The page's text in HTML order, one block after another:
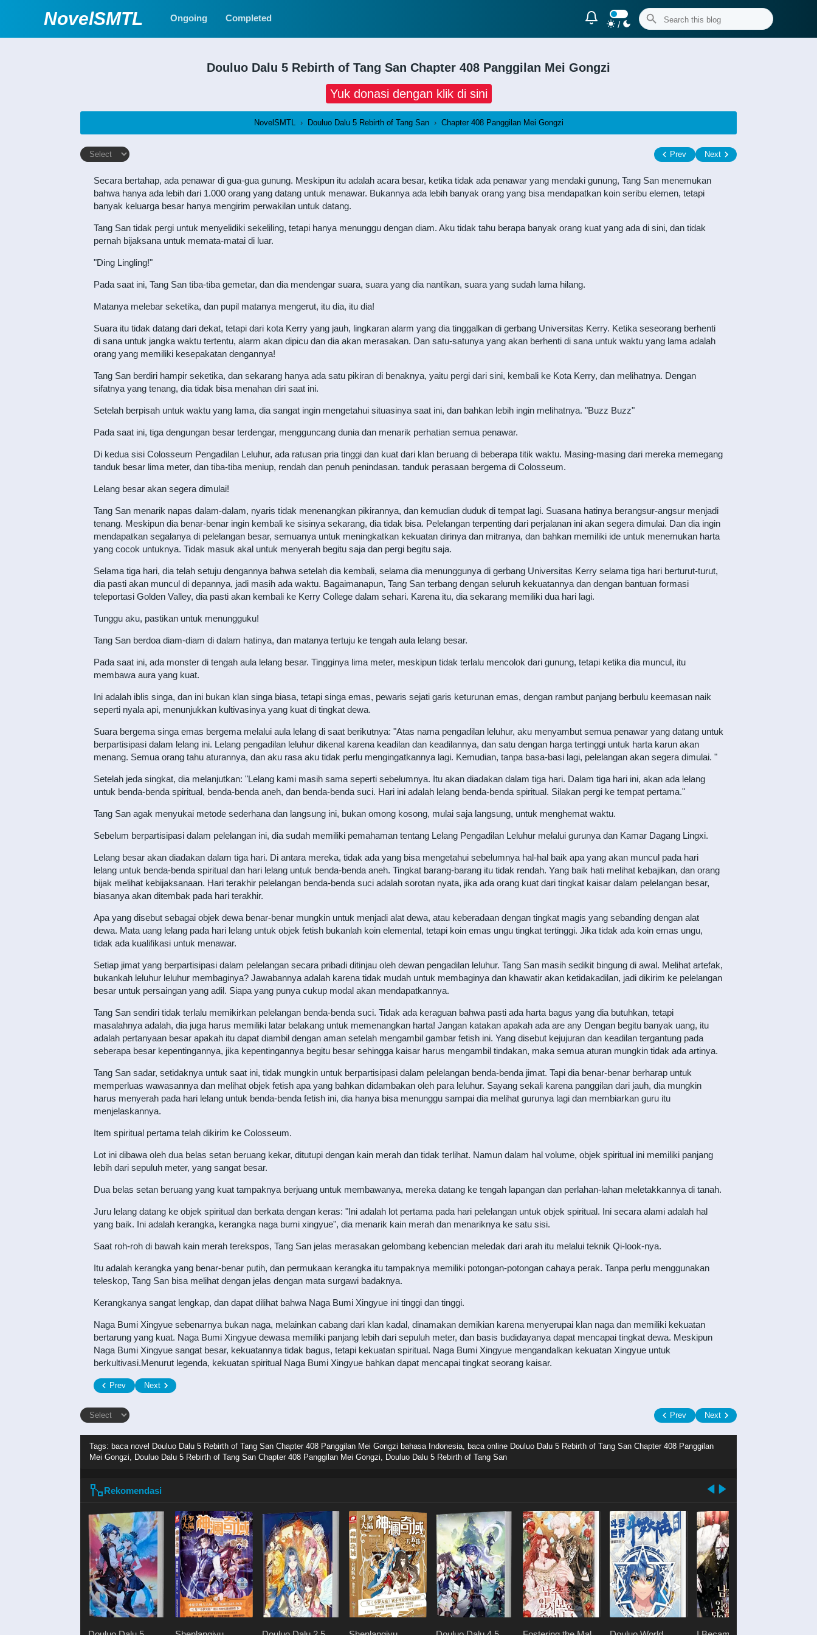
NovelSMTL Ongoing Completed
/
Douluo Dalu 5 Rebirth of Tang San Chapter 408 Panggilan Mei Gongzi
Yuk donasi dengan klik di sini
NovelSMTL › Douluo Dalu 5 Rebirth of Tang San › Chapter 408 Panggilan Mei Gongzi
Prev Next
Secara bertahap, ada penawar di gua-gua gunung. Meskipun itu adalah acara besar, ketika tidak ada penawar yang mendaki gunung, Tang San menemukan
bahwa hanya ada lebih dari 1.000 orang yang datang untuk menawar. Bukannya ada lebih banyak orang yang bisa mendapatkan koin seribu elemen, tetapi
banyak keluarga besar hanya mengirim perwakilan untuk datang.
Tang San tidak pergi untuk menyelidiki sekeliling, tetapi hanya menunggu dengan diam. Aku tidak tahu berapa banyak orang kuat yang ada di sini, dan tidak
pernah bijaksana untuk memata-matai di luar.
"Ding Lingling!"
Pada saat ini, Tang San tiba-tiba gemetar, dan dia mendengar suara, suara yang dia nantikan, suara yang sudah lama hilang.
Matanya melebar seketika, dan pupil matanya mengerut, itu dia, itu dia!
Suara itu tidak datang dari dekat, tetapi dari kota Kerry yang jauh, lingkaran alarm yang dia tinggalkan di gerbang Universitas Kerry. Ketika seseorang berhenti
di sana untuk jangka waktu tertentu, alarm akan dipicu dan dia akan merasakan. Dan satu-satunya yang akan berhenti di sana untuk waktu yang lama adalah
orang yang memiliki kesepakatan dengannya!
Tang San berdiri hampir seketika, dan sekarang hanya ada satu pikiran di benaknya, yaitu pergi dari sini, kembali ke Kota Kerry, dan melihatnya. Dengan
sifatnya yang tenang, dia tidak bisa menahan diri saat ini.
Setelah berpisah untuk waktu yang lama, dia sangat ingin mengetahui situasinya saat ini, dan bahkan lebih ingin melihatnya. "Buzz Buzz"
Pada saat ini, tiga dengungan besar terdengar, mengguncang dunia dan menarik perhatian semua penawar.
Di kedua sisi Colosseum Pengadilan Leluhur, ada ratusan pria tinggi dan kuat dari klan beruang di beberapa titik waktu. Masing-masing dari mereka memegang
tanduk besar lima meter, dan tiba-tiba meniup, rendah dan penuh penindasan. tanduk perasaan bergema di Colosseum.
Lelang besar akan segera dimulai!
Tang San menarik napas dalam-dalam, nyaris tidak menenangkan pikirannya, dan kemudian duduk di tempat lagi. Suasana hatinya berangsur-angsur menjadi
tenang. Meskipun dia benar-benar ingin kembali ke sisinya sekarang, dia tidak bisa. Pelelangan terpenting dari perjalanan ini akan segera dimulai. Dan dia ingin
mendapatkan segalanya di pelelangan besar, semuanya untuk meningkatkan kekuatan dirinya dan mitranya, dan bahkan memiliki ide untuk menemukan harta
yang cocok untuknya. Tidak masuk akal untuk menyerah begitu saja dan pergi begitu saja.
Selama tiga hari, dia telah setuju dengannya bahwa setelah dia kembali, selama dia menunggunya di gerbang Universitas Kerry selama tiga hari berturut-turut,
dia pasti akan muncul di depannya, jadi masih ada waktu. Bagaimanapun, Tang San terbang dengan seluruh kekuatannya dan dengan bantuan formasi
teleportasi Golden Valley, dia pasti akan kembali ke Kerry College dalam sehari. Karena itu, dia sekarang memiliki dua hari lagi.
Tunggu aku, pastikan untuk menungguku!
Tang San berdoa diam-diam di dalam hatinya, dan matanya tertuju ke tengah aula lelang besar.
Pada saat ini, ada monster di tengah aula lelang besar. Tingginya lima meter, meskipun tidak terlalu mencolok dari gunung, tetapi ketika dia muncul, itu
membawa aura yang kuat.
Ini adalah iblis singa, dan ini bukan klan singa biasa, tetapi singa emas, pewaris sejati garis keturunan emas, dengan rambut panjang berbulu keemasan naik
seperti nyala api, menunjukkan kultivasinya yang kuat di tingkat dewa.
Suara bergema singa emas bergema melalui aula lelang di saat berikutnya: "Atas nama pengadilan leluhur, aku menyambut semua penawar yang datang untuk
berpartisipasi dalam lelang ini. Lelang pengadilan leluhur dikenal karena keadilan dan keadilannya, dan satu dengan harga tertinggi untuk harta karun akan
menang. Semua orang tahu aturannya, dan aku rasa aku tidak perlu mengingatkannya lagi. Kemudian, tanpa basa-basi lagi, pelelangan akan segera dimulai. "
Setelah jeda singkat, dia melanjutkan: "Lelang kami masih sama seperti sebelumnya. Itu akan diadakan dalam tiga hari. Dalam tiga hari ini, akan ada lelang
untuk benda-benda spiritual, benda-benda aneh, dan benda-benda suci. Hari ini adalah lelang benda-benda spiritual. Silakan pergi ke tempat pertama."
Tang San agak menyukai metode sederhana dan langsung ini, bukan omong kosong, mulai saja langsung, untuk menghemat waktu.
Sebelum berpartisipasi dalam pelelangan ini, dia sudah memiliki pemahaman tentang Lelang Pengadilan Leluhur melalui gurunya dan Kamar Dagang Lingxi.
Lelang besar akan diadakan dalam tiga hari. Di antara mereka, tidak ada yang bisa mengetahui sebelumnya hal-hal baik apa yang akan muncul pada hari
lelang untuk benda-benda spiritual dan hari lelang untuk benda-benda aneh. Tingkat barang-barang itu tidak rendah. Yang baik hati melihat kebajikan, dan orang
bijak melihat kebijaksanaan. Hari terakhir pelelangan benda-benda suci adalah sorotan nyata, jika ada orang kuat dari tingkat kaisar dalam pelelangan besar,
biasanya akan ditembak pada hari terakhir.
Apa yang disebut sebagai objek dewa benar-benar mungkin untuk menjadi alat dewa, atau keberadaan dengan tingkat magis yang sebanding dengan alat
dewa. Mata uang lelang pada hari lelang untuk objek fetish bukanlah koin elemental, tetapi koin emas ungu tingkat tertinggi. Jika tidak ada koin emas ungu,
tidak ada kualifikasi untuk menawar.
Setiap jimat yang berpartisipasi dalam pelelangan secara pribadi ditinjau oleh dewan pengadilan leluhur. Tang San masih sedikit bingung di awal. Melihat artefak,
bukankah leluhur leluhur membaginya? Jawabannya adalah karena tidak mudah untuk membaginya dan khawatir akan ketidakadilan, jadi dikirim ke pelelangan
besar untuk persaingan yang adil. Siapa yang punya cukup modal akan mendapatkannya.
Tang San sendiri tidak terlalu memikirkan pelelangan benda-benda suci. Tidak ada keraguan bahwa pasti ada harta bagus yang dia butuhkan, tetapi
masalahnya adalah, dia juga harus memiliki latar belakang untuk memenangkan harta! Jangan katakan apakah ada are any Dengan begitu banyak uang, itu
adalah pertanyaan besar apakah itu dapat diambil dengan aman setelah mengambil gambar fetish ini. Yang disebut kejujuran dan keadilan tergantung pada
seberapa besar kepentingannya, jika kepentingannya begitu besar sehingga kaisar harus mengambil tindakan, maka semua aturan mungkin tidak ada artinya.
Tang San sadar, setidaknya untuk saat ini, tidak mungkin untuk berpartisipasi dalam pelelangan benda-benda jimat. Tapi dia benar-benar berharap untuk
memperluas wawasannya dan melihat objek fetish apa yang bahkan didambakan oleh para leluhur. Sayang sekali karena panggilan dari jauh, dia mungkin
harus menyerah pada hari lelang untuk benda-benda fetish ini, dia hanya bisa menunggu sampai dia melihat gurunya lagi dan membiarkan guru itu
menjelaskannya.
Item spiritual pertama telah dikirim ke Colosseum.
Lot ini dibawa oleh dua belas setan beruang kekar, ditutupi dengan kain merah dan tidak terlihat. Namun dalam hal volume, objek spiritual ini memiliki panjang
lebih dari sepuluh meter, yang sangat besar.
Dua belas setan beruang yang kuat tampaknya berjuang untuk membawanya, mereka datang ke tengah lapangan dan perlahan-lahan meletakkannya di tanah.
Juru lelang datang ke objek spiritual dan berkata dengan keras: "Ini adalah lot pertama pada hari pelelangan untuk objek spiritual. Ini secara alami adalah hal
yang baik. Ini adalah kerangka, kerangka naga bumi xingyue", dia menarik kain merah dan menariknya ke satu sisi.
Saat roh-roh di bawah kain merah terekspos, Tang San jelas merasakan gelombang kebencian meledak dari arah itu melalui teknik Qi-look-nya.
Itu adalah kerangka yang benar-benar putih, dan permukaan kerangka itu tampaknya memiliki potongan-potongan cahaya perak. Tanpa perlu menggunakan
teleskop, Tang San bisa melihat dengan jelas dengan mata surgawi badaknya.
Kerangkanya sangat lengkap, dan dapat dilihat bahwa Naga Bumi Xingyue ini tinggi dan tinggi.
Naga Bumi Xingyue sebenarnya bukan naga, melainkan cabang dari klan kadal, dinamakan demikian karena menyerupai klan naga dan memiliki kekuatan
bertarung yang kuat. Naga Bumi Xingyue dewasa memiliki panjang lebih dari sepuluh meter, dan basis budidayanya dapat mencapai tingkat dewa. Meskipun
Naga Bumi Xingyue sangat besar, kekuatannya tidak bagus, tetapi kekuatan spiritual. Naga Bumi Xingyue mengandalkan kekuatan Xingyue untuk
berkultivasi.Menurut legenda, kekuatan spiritual Naga Bumi Xingyue bahkan dapat mencapai tingkat seorang kaisar.
Prev Next
Prev Next
Tags: baca novel Douluo Dalu 5 Rebirth of Tang San Chapter 408 Panggilan Mei Gongzi bahasa Indonesia, baca online Douluo Dalu 5 Rebirth of Tang San Chapter 408 Panggilan
Mei Gongzi, Douluo Dalu 5 Rebirth of Tang San Chapter 408 Panggilan Mei Gongzi, Douluo Dalu 5 Rebirth of Tang San
Rekomendasi